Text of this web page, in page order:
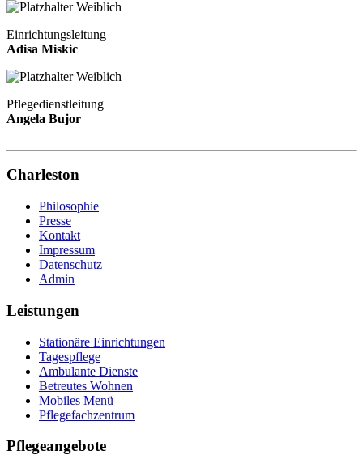
Einrichtungsleitung
Adisa Miskic
Pflegedienstleitung
Angela Bujor
Charleston
Philosophie
Presse
Kontakt
Impressum
Datenschutz
Admin
Leistungen
Stationäre Einrichtungen
Tagespflege
Ambulante Dienste
Betreutes Wohnen
Mobiles Menü
Pflegefachzentrum
Pflegeangebote